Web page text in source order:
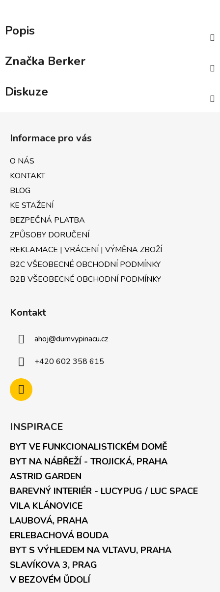
Popis
Značka Berker
Diskuze
Informace pro vás
O NÁS
KONTAKT
BLOG
KE STAŽENÍ
BEZPEČNÁ PLATBA
ZPŮSOBY DORUČENÍ
REKLAMACE | VRÁCENÍ | VÝMĚNA ZBOŽÍ
B2C VŠEOBECNÉ OBCHODNÍ PODMÍNKY
B2B VŠEOBECNÉ OBCHODNÍ PODMÍNKY
Kontakt
ahoj@dumvypinacu.cz
+420 602 358 615
INSPIRACE
BYT VE FUNKCIONALISTICKÉM DOMĚ
BYT NA NÁBŘEŽÍ - TROJICKÁ, PRAHA
ASTRID GARDEN
BAREVNÝ INTERIÉR - LUCYPUG / LUC SPACE
VILA KLÁNOVICE
LAUBOVÁ, PRAHA
ERLEBACHOVÁ BOUDA
BYT S VÝHLEDEM NA VLTAVU, PRAHA
SLAVÍKOVA 3, PRAG
V BEZOVÉM ŮDOLÍ